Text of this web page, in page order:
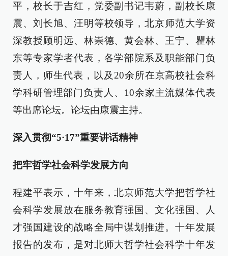
平，校长于吉红，党委副书记韦蔚，副校长康
震、刘长旭、汪明等校领导，北京师范大学资
深教授顾明远、林崇德、黄会林、王宁、瞿林
东等专家学者代表，各学部院系及职能部门负
责人，师生代表，以及20余所在京高校社会科
学科研管理部门负责人、10余家主流媒体代表
等出席论坛。论坛由康震主持。
深入贯彻“5·17”重要讲话精神
把牢哲学社会科学发展方向
程建平表示，十年来，北京师范大学把哲学社
会科学发展放在服务教育强国、文化强国、人
才强国建设的战略全局中谋划推进。十年发展
报告的发布，是对北师大哲学社会科学十年发